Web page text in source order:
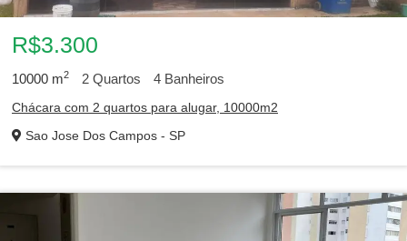
R$3.300
10000 m2 2 Quartos 4 Banheiros
Chácara com 2 quartos para alugar, 10000m2
Sao Jose Dos Campos - SP